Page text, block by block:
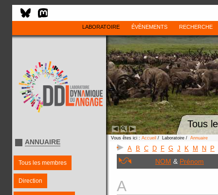
LABORATOIRE ÉVÈNEMENTS RECHERCHE
Tous
ANNUAIRE
Tous les membres
Direction
Vous êtes ici : Accueil / Laboratoire / Annuaire
A B C D F G J K M N P
NOM & Prénom
A